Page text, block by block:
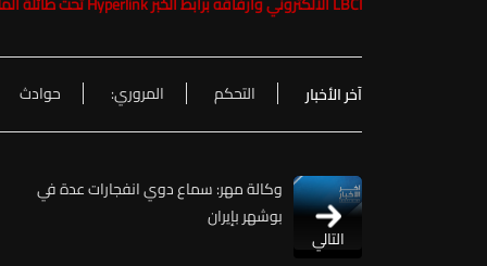
آخر الأخبار التحكم المروري: حوادث
التالي
وكالة مهر: سماع دوي انفجارات عدة في
بوشهر بإيران